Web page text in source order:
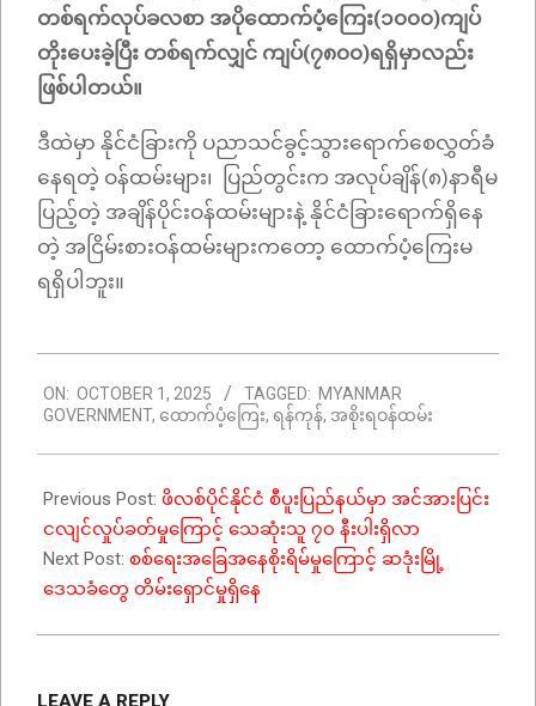
တစ်ရက်လုပ်ခလစာ အပိုထောက်ပံ့ကြေး(၁၀၀၀)ကျပ်
တိုးပေးခဲ့ပြီး တစ်ရက်လျှင် ကျပ်(၇၈၀၀)ရရှိမှာလည်း
ဖြစ်ပါတယ်။
ဒီထဲမှာ နိုင်ငံခြားကို ပညာသင်ခွင့်သွားရောက်စေလွှတ်ခံ
နေရတဲ့ ဝန်ထမ်းများ၊ ပြည်တွင်းက အလုပ်ချိန်(၈)နာရီမ
ပြည့်တဲ့ အချိန်ပိုင်းဝန်ထမ်းများနဲ့ နိုင်ငံခြားရောက်ရှိနေ
တဲ့ အငြိမ်းစားဝန်ထမ်းများကတော့ ထောက်ပံ့ကြေးမ
ရရှိပါဘူး။
10-
01
ON: OCTOBER 1, 2025 TAGGED: MYANMAR
GOVERNMENT, ထောက်ပံ့ကြေး, ရန်ကုန်, အစိုးရဝန်ထမ်း
Previous Post: ဖိလစ်ပိုင်နိုင်ငံ စီပူးပြည်နယ်မှာ အင်အားပြင်း
ငလျင်လှုပ်ခတ်မှုကြောင့် သေဆုံးသူ ၇၀ နီးပါးရှိလာ
Next Post: စစ်ရေးအခြေအနေစိုးရိမ်မှုကြောင့် ဆဒုံးမြို့
ဒေသခံတွေ တိမ်းရှောင်မှုရှိနေ
LEAVE A REPLY